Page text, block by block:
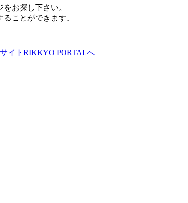
お探し下さい。
ことができます。
イトRIKKYO PORTALへ